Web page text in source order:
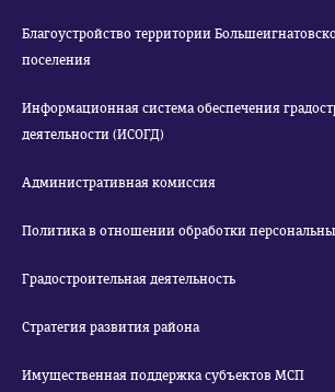
Благоустройство территории
поселения
Информационная система обеспечения
деятельности (ИСОГД)
Административная комиссия
Политика в отношении обработки
Градостроительная деятельность
Стратегия развития района
Имущественная поддержка субъектов МСП